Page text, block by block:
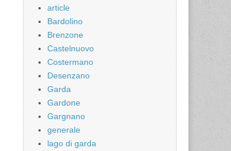
article
Bardolino
Brenzone
Castelnuovo
Costermano
Desenzano
Garda
Gardone
Gargnano
generale
lago di garda